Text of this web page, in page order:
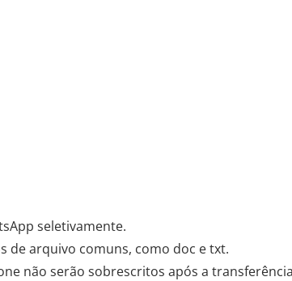
seletivamente.
de arquivo comuns, como doc e txt.
não serão sobrescritos após a